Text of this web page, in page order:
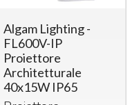
Algam Lighting -
FL600V-IP
Proiettore
Architetturale
40x15W IP65